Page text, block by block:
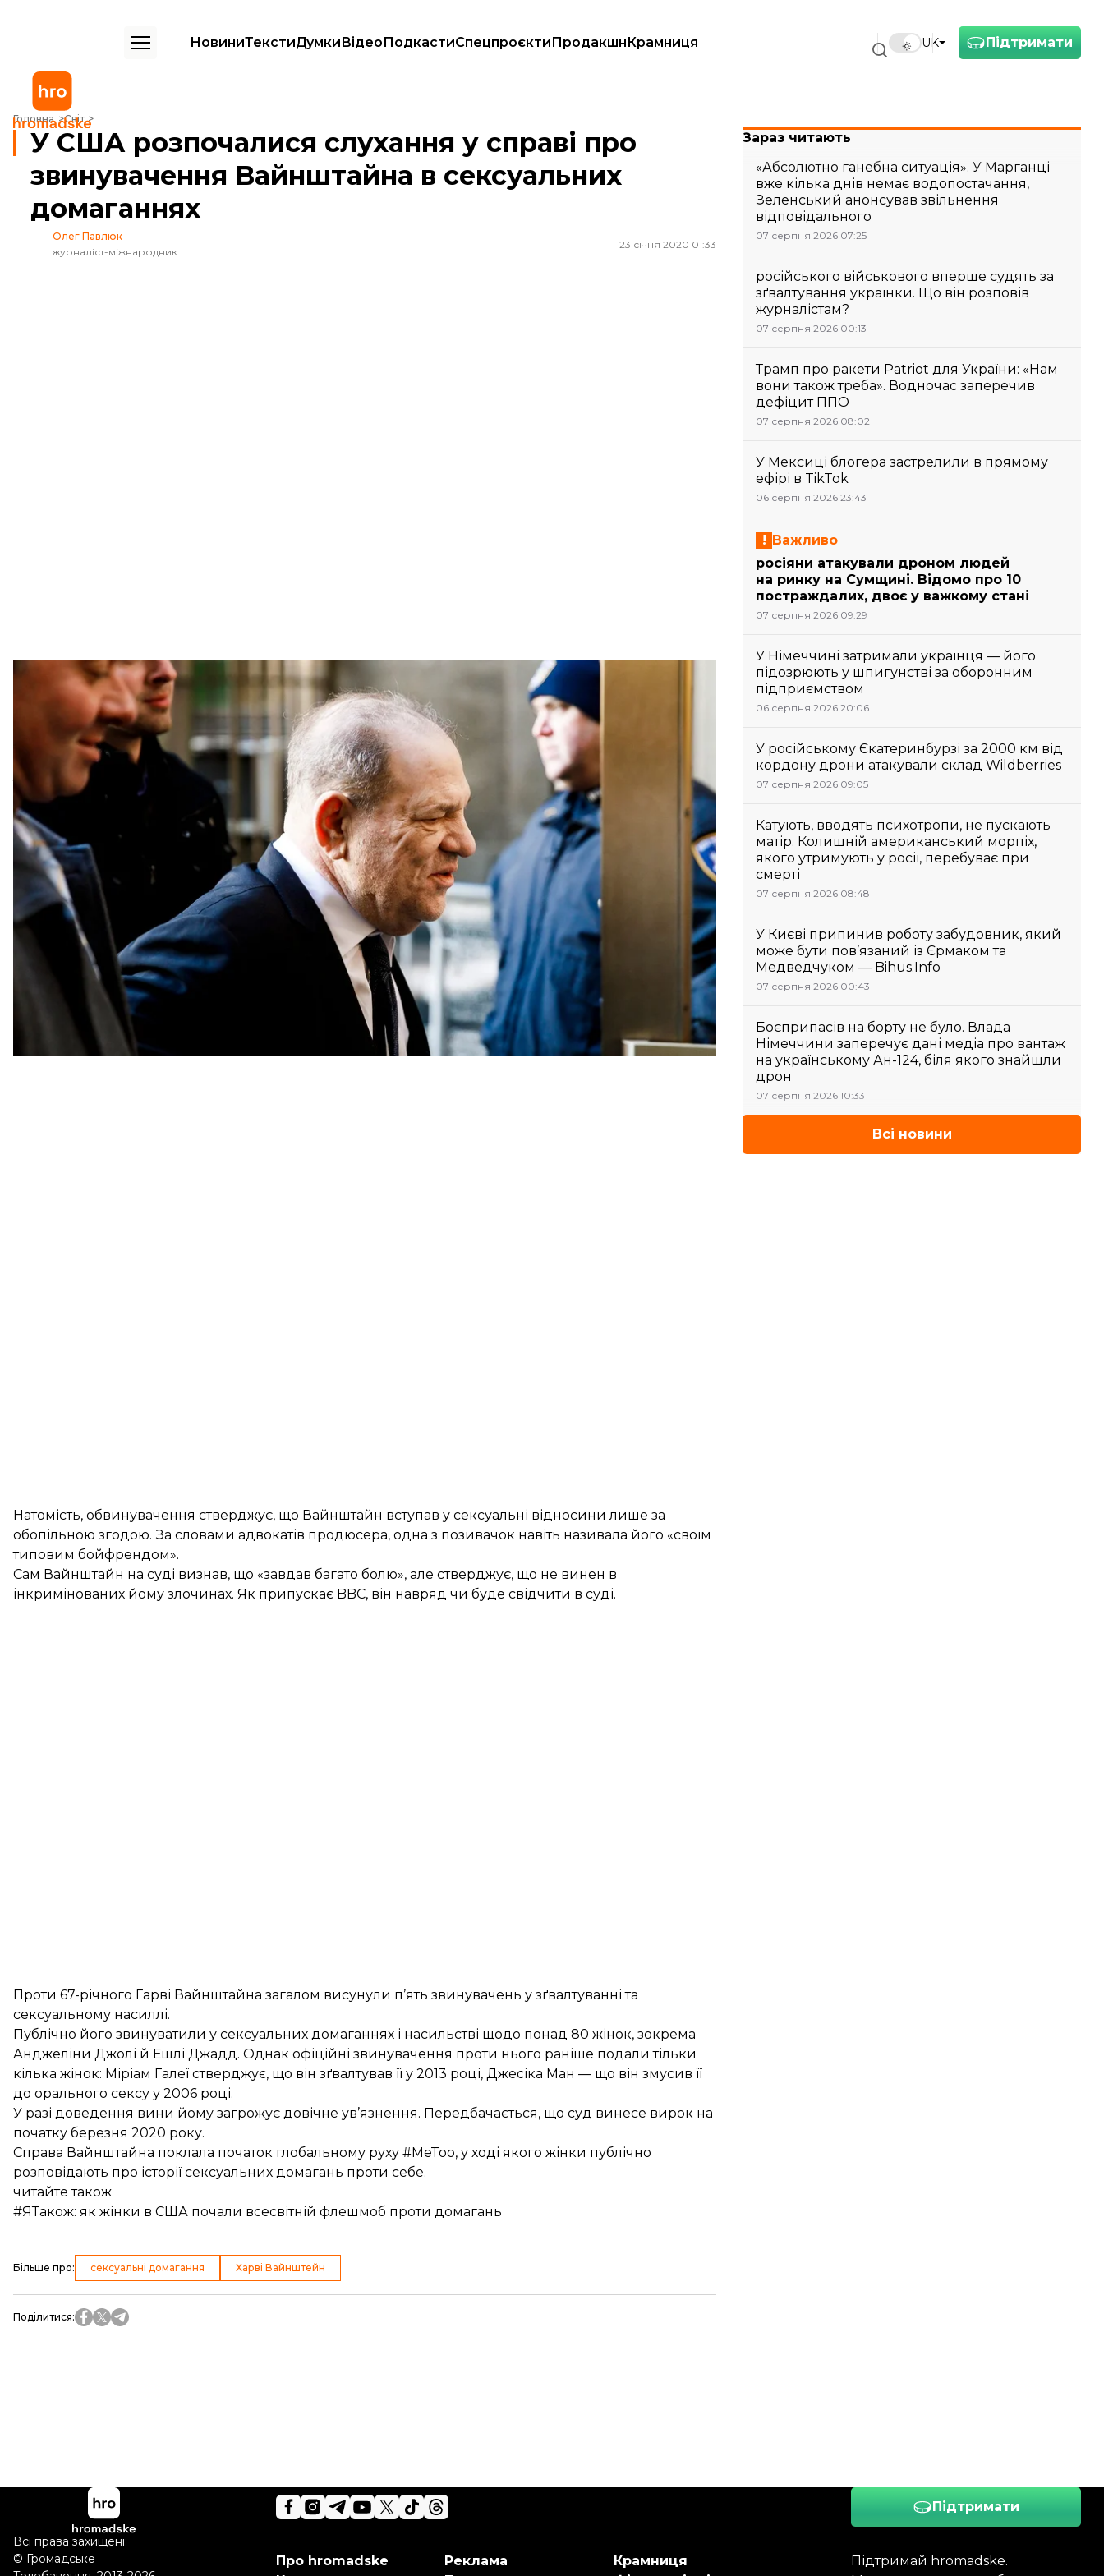
Підтримати
UK
НовиниТекстиДумкиВідеоПодкастиСпецпроєктиПродакшнКрамниця
Головна Світ
У США розпочалися слухання у справі про звинувачення Вайнштайна в сексуальних домаганнях
У США розпочалися слухання у справі про
звинувачення Вайнштайна в сексуальних
домаганнях
Олег Павлюк
журналіст-міжнародник
23 січня 2020 01:33
Колишній голівудський продюсер Гарві Вайнштайн прибуває разом зі своїми адвокатами на перший день слухань у справі про
сексуальні домагання до Верховного суду Нью-Йорка, США, 22 січня 2020 року
EPA-EFE/JUSTIN LANE
В окрузі Мангетен американського міста Нью—Йорк розпочалися судові слухання по суті у справі
кінопродюсера Гарві Вайнштайна, якого звинувачують у сексуальних домаганнях.
Як
повідомляє
BBC, на першому слуханні обвинувачення та захист виклали свої позиції.
Так, прокурорка Меґан Гаст заявила, що Вайнштайн був не лише «титаном Голлівуду, а й
ґвалтівником». За її словами, чоловік скористався «своєю владою й статусом у розважальній індустрії,
аби гарантувати мовчання (жінок, що його звинувачують — ред.)».
Вона детально виклала свідчення трьох жінок, які звинуватили Вайнштайна в зґвалтуванні — Міріам
Галеї, Джесіки Ман і Анабели Шори. Щодо останньої злочин відбувся настільки давно, що не
підлягає розслідуванню, однак це дозволить викликати її до суду як свідка.
Натомість, обвинувачення стверджує, що Вайнштайн вступав у сексуальні відносини лише за
обопільною згодою. За словами адвокатів продюсера, одна з позивачок навіть називала його «своїм
типовим бойфрендом».
Сам Вайнштайн на суді визнав, що «завдав багато болю», але стверджує, що не винен в
інкримінованих йому злочинах. Як припускає BBC, він навряд чи буде свідчити в суді.
Проти 67-річного Гарві Вайнштайна загалом висунули п’ять звинувачень у зґвалтуванні та
сексуальному насиллі.
Публічно його звинуватили у сексуальних домаганнях і насильстві щодо понад 80 жінок, зокрема
Анджеліни Джолі й Ешлі Джадд. Однак офіційні звинувачення проти нього раніше подали тільки
кілька жінок: Міріам Галеї стверджує, що він зґвалтував її у 2013 році, Джесіка Ман — що він змусив її
до орального сексу у 2006 році.
У разі доведення вини йому загрожує довічне ув’язнення. Передбачається, що суд винесе вирок на
початку березня 2020 року.
Справа Вайнштайна поклала початок глобальному руху #MeToo, у ході якого жінки публічно
розповідають про історії сексуальних домагань проти себе.
читайте також
#ЯТакож: як жінки в США почали всесвітній флешмоб проти домагань
Більше про: сексуальні домагання Харві Вайнштейн
Поділитися:
Зараз читають
«Абсолютно ганебна ситуація». У Марганці
вже кілька днів немає водопостачання,
Зеленський анонсував звільнення
відповідального
07 серпня 2026 07:25
російського військового вперше судять за
зґвалтування українки. Що він розповів
журналістам?
07 серпня 2026 00:13
Трамп про ракети Patriot для України: «Нам
вони також треба». Водночас заперечив
дефіцит ППО
07 серпня 2026 08:02
У Мексиці блогера застрелили в прямому
ефірі в TikTok
06 серпня 2026 23:43
Важливо
росіяни атакували дроном людей
на ринку на Сумщині. Відомо про 10
постраждалих, двоє у важкому стані
07 серпня 2026 09:29
У Німеччині затримали українця — його
підозрюють у шпигунстві за оборонним
підприємством
06 серпня 2026 20:06
У російському Єкатеринбурзі за 2000 км від
кордону дрони атакували склад Wildberries
07 серпня 2026 09:05
Катують, вводять психотропи, не пускають
матір. Колишній американський морпіх,
якого утримують у росії, перебуває при
смерті
07 серпня 2026 08:48
У Києві припинив роботу забудовник, який
може бути пов’язаний із Єрмаком та
Медведчуком — Bihus.Info
07 серпня 2026 00:43
Боєприпасів на борту не було. Влада
Німеччини заперечує дані медіа про вантаж
на українському Ан-124, біля якого знайшли
дрон
07 серпня 2026 10:33
Всі новини
Підтримати
Підтримай hromadske.
Про hromadske
Реклама
Крамниця
Всі права захищені:
© Громадське